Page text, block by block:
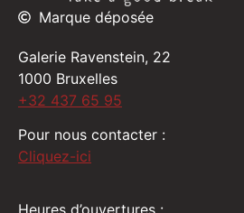
Marque déposée
Galerie Ravenstein, 22
1000 Bruxelles
+32 437 65 95
Pour nous contacter :
Cliquez-ici
Heures d’ouvertures :